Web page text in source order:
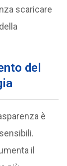
scaricare
del
è
il